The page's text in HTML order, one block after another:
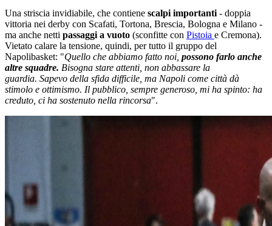
Una striscia invidiabile, che contiene scalpi importanti - doppia
vittoria nei derby con Scafati, Tortona, Brescia, Bologna e Milano -
ma anche netti passaggi a vuoto (sconfitte con Pistoia e Cremona).
Vietato calare la tensione, quindi, per tutto il gruppo del
Napolibasket: "Quello che abbiamo fatto noi, possono farlo anche
altre squadre. Bisogna stare attenti, non abbassare la
guardia. Sapevo della sfida difficile, ma Napoli come città dà
stimolo e ottimismo. Il pubblico, sempre generoso, mi ha spinto: ha
creduto, ci ha sostenuto nella rincorsa".